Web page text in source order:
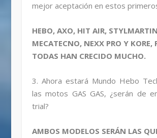
mejor aceptación en estos
HEBO, AXO, HIT AIR,
MECATECNO, NEXX PRO Y KORE,
TODAS HAN CRECIDO MUCHO.
3. Ahora estará Mundo Hebo
las motos GAS GAS, ¿serán de
trial?
AMBOS MODELOS SERÁN LAS